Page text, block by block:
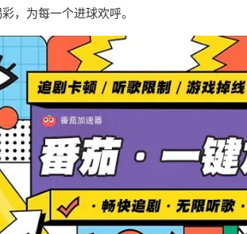
，为每一个进球欢呼。